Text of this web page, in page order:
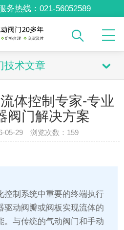
务热线： 021-56052589
技术文章
体控制专家-专业
阀门解决方案
05-29 浏览次数： 159
控制系统中重要的终端执行
驱动阀瓣或阀板实现流体的
。与传统的气动阀门和手动